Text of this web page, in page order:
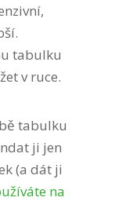
tabulku
v ruce.
tabulku
ji jen
(a dát ji
na